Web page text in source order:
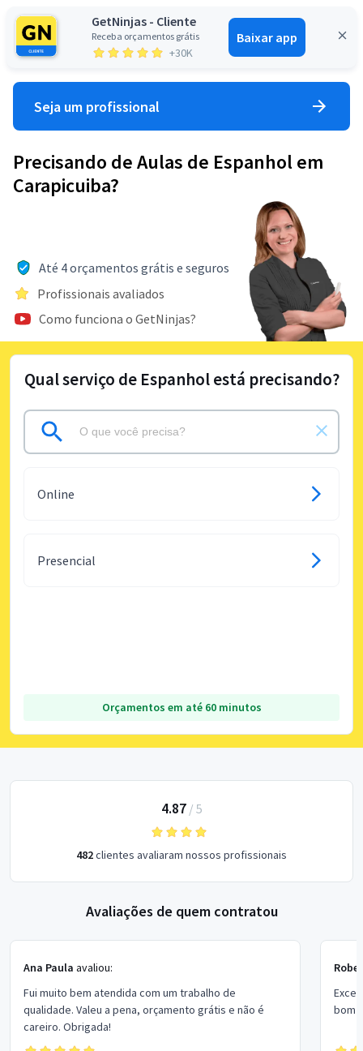
GetNinjas - Cliente
Receba orçamentos grátis
+30K
Baixar app
Entrar
Seja um profissional
Precisando de Aulas de Espanhol em
Carapicuiba?
Até 4 orçamentos grátis e seguros
Profissionais avaliados
Como funciona o GetNinjas?
Qual serviço de Espanhol está precisando?
Online
Presencial
Orçamentos em até 60 minutos
4.87/ 5
482clientes avaliaram nossos profissionais
Avaliações de quem contratou
Ana Paula avaliou:
Fui muito bem atendida com um trabalho de
qualidade. Valeu a pena, orçamento grátis e não é
careiro. Obrigada!
bom